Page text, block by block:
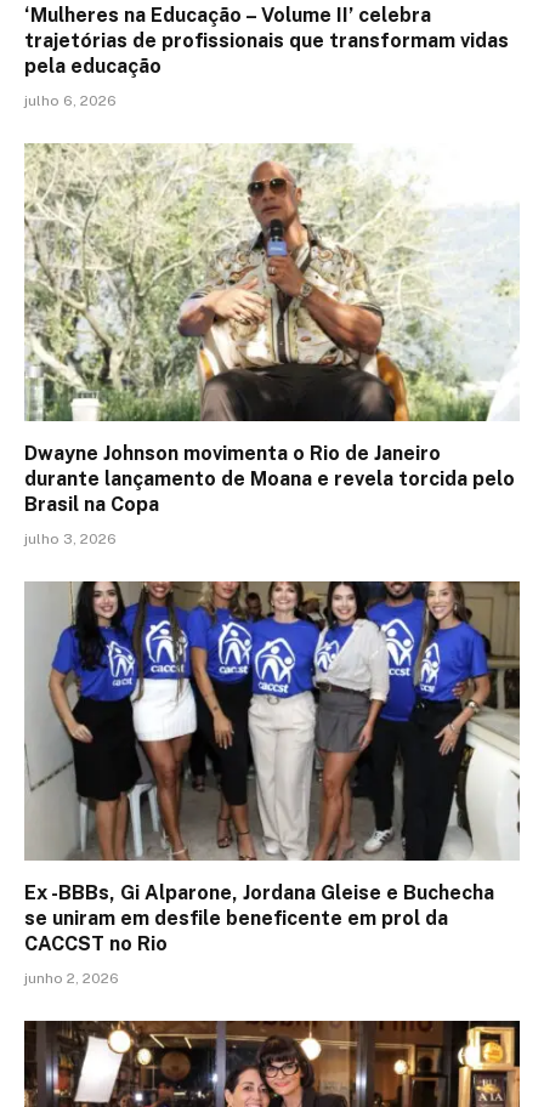
‘Mulheres na Educação – Volume II’ celebra
trajetórias de profissionais que transformam vidas
pela educação
julho 6, 2026
Dwayne Johnson movimenta o Rio de Janeiro
durante lançamento de Moana e revela torcida pelo
Brasil na Copa
julho 3, 2026
Ex -BBBs, Gi Alparone, Jordana Gleise e Buchecha
se uniram em desfile beneficente em prol da
CACCST no Rio
junho 2, 2026